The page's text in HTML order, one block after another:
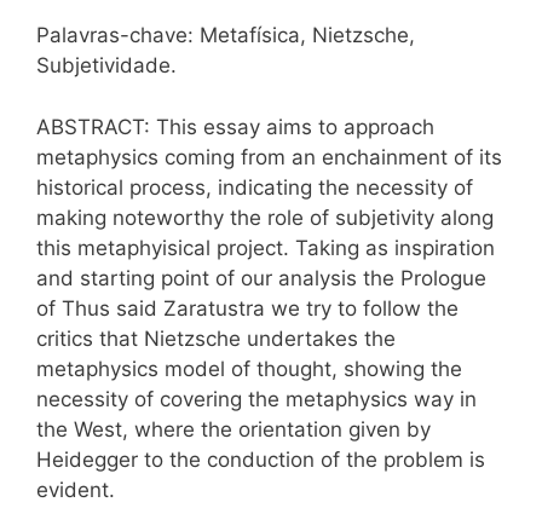
Palavras-chave: Metafísica, Nietzsche,
Subjetividade.
ABSTRACT: This essay aims to approach
metaphysics coming from an enchainment of its
historical process, indicating the necessity of
making noteworthy the role of subjetivity along
this metaphyisical project. Taking as inspiration
and starting point of our analysis the Prologue
of Thus said Zaratustra we try to follow the
critics that Nietzsche undertakes the
metaphysics model of thought, showing the
necessity of covering the metaphysics way in
the West, where the orientation given by
Heidegger to the conduction of the problem is
evident.